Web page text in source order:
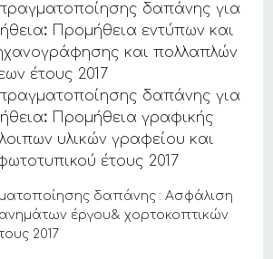
δαπάνης για
: Προμήθεια εντύπων και
και πολλαπλών
έτους 2017
δαπάνης για
: Προμήθεια γραφικής
υλικών γραφείου και
έτους 2017
δαπάνης : Ασφάλιση
έργου& χορτοκοπτικών
2017